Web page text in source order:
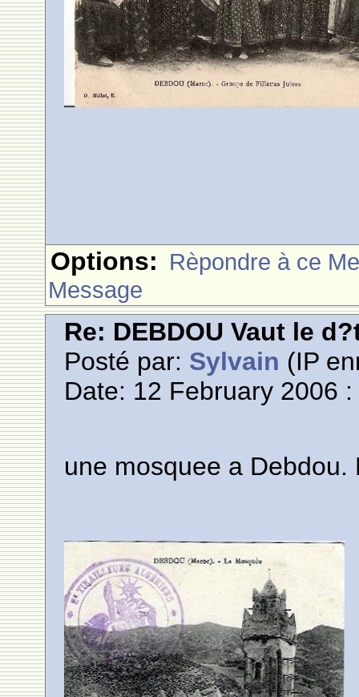
Options: Rèpondre à ce
Message
Re: DEBDOU Vaut le
Posté par: Sylvain (IP
Date: 12 February 2006
une mosquee a